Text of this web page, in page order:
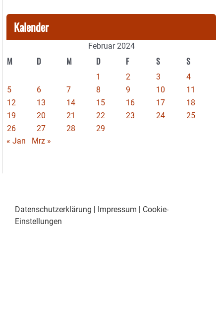
Kalender
Februar 2024
M D M D F S S
1 2 3
4
5
6 7 8 9 10
11
12
13 14 15 16 17
18
19
20 21 22 23 24
25
26
27 28
29
« Jan
Mrz »
Datenschutzerklärung Impressum
Cookie-
Einstellungen